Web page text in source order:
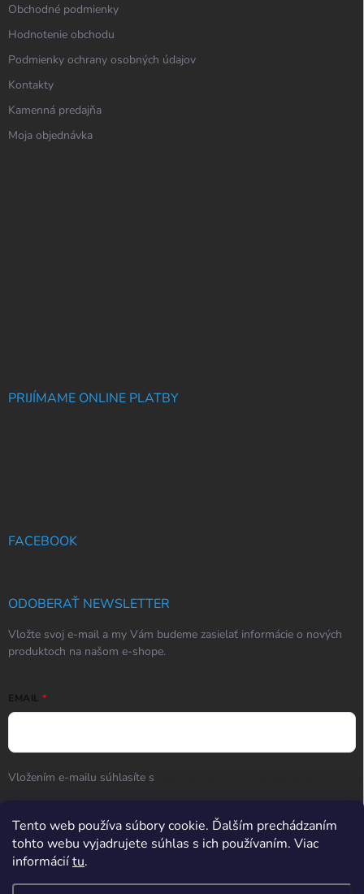
Tento web používa súbory cookie. Ďalším prechádzaním
tohto webu vyjadrujete súhlas s ich používaním. Viac
informáciítu.
Obchodné podmienky
Hodnotenie obchodu
Podmienky ochrany osobných údajov
Kontakty
Kamenná predajňa
Moja objednávka
PRIJÍMAME ONLINE PLATBY
FACEBOOK
ODOBERAŤ NEWSLETTER
Vložte svoj e-mail a my Vám budeme zasielať informácie o nových
produktoch na našom e-shope.
EMAIL
Vložením e-mailu súhlasíte s
Prihlásiť sa
Hodnotenie obchodu